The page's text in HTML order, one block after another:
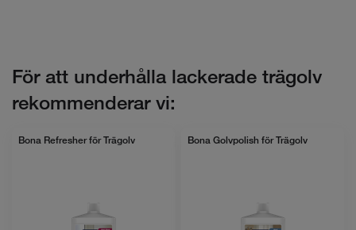
För att underhålla lackerade trägolv
rekommenderar vi:
Bona Refresher för Trägolv Bona Golvpolish för Trägolv